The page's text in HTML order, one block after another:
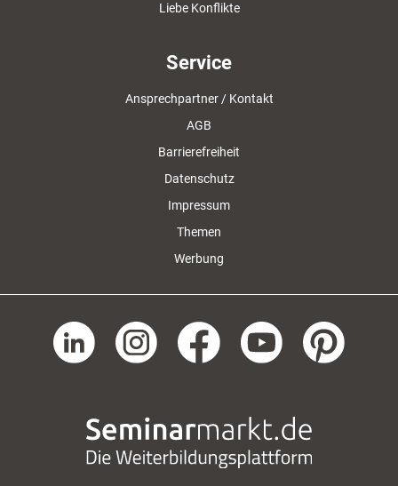
Liebe Konflikte
Service
Ansprechpartner / Kontakt
AGB
Barrierefreiheit
Datenschutz
Impressum
Themen
Werbung